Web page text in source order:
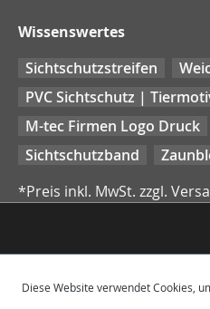
Wissenswertes
Sichtschutzstreifen
PVC Sichtschutz |
M-tec Firmen Logo Druck
Sichtschutzband
*Preis inkl. MwSt. zzgl.
Diese Website verwendet Cookies,